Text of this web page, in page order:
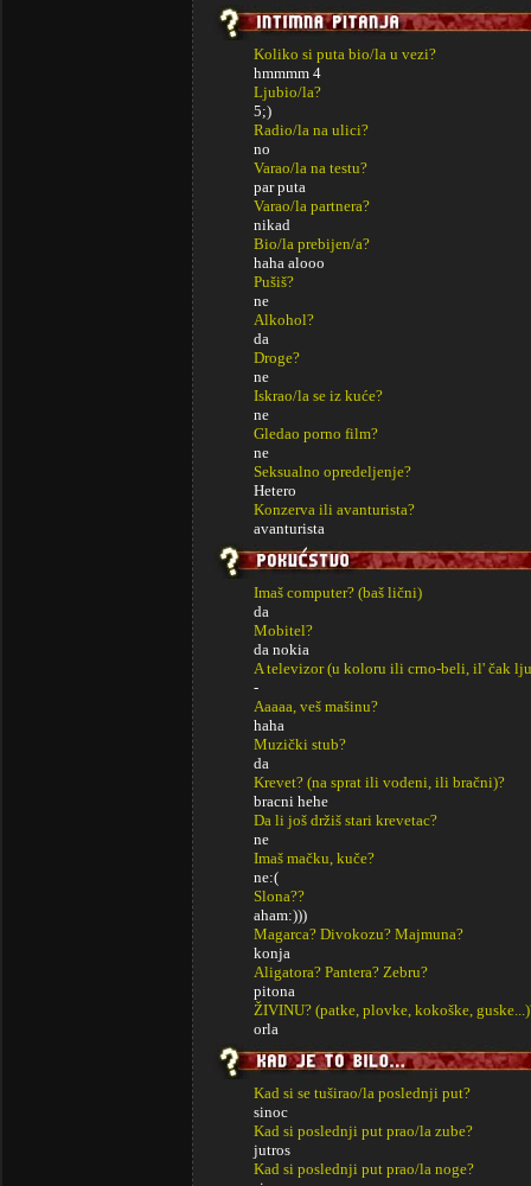
Koliko si puta bio/la u vezi?
hmmmm 4
Ljubio/la?
5;)
Radio/la na ulici?
no
Varao/la na testu?
par puta
Varao/la partnera?
nikad
Bio/la prebijen/a?
haha alooo
Pušiš?
ne
Alkohol?
da
Droge?
ne
Iskrao/la se iz kuće?
ne
Gledao porno film?
ne
Seksualno opredeljenje?
Hetero
Konzerva ili avanturista?
avanturista
Imaš computer? (baš lični)
da
Mobitel?
da nokia
A televizor (u koloru ili crno-beli, il' čak
-
Aaaaa, veš mašinu?
haha
Muzički stub?
da
Krevet? (na sprat ili vodeni, ili bračni)?
bracni hehe
Da li još držiš stari krevetac?
ne
Imaš mačku, kuče?
ne:(
Slona??
aham:)))
Magarca? Divokozu? Majmuna?
konja
Aligatora? Pantera? Zebru?
pitona
ŽIVINU? (patke, plovke, kokoške,
orla
Kad si se tuširao/la poslednji put?
sinoc
Kad si poslednji put prao/la zube?
jutros
Kad si poslednji put prao/la noge?